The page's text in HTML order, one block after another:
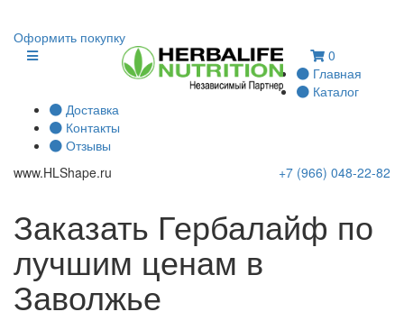
Оформить покупку
0
Главная
Каталог
Доставка
Контакты
Отзывы
www.HLShape.ru +7 (966) 048-22-82
Заказать Гербалайф по
лучшим ценам в
Заволжье